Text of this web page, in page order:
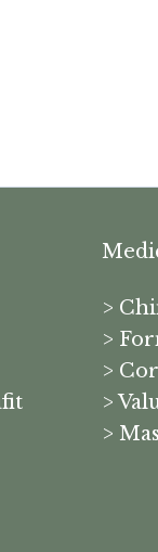
>
>
>
>
>